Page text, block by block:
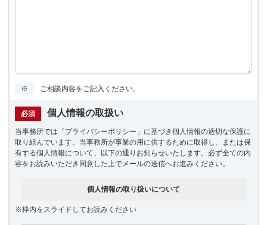
※ ご相談内容をご記入ください。
必須 個人情報の取扱い
当事務所では「プライバシーポリシー」に基づき個人情報の適切な保護に
取り組んでいます。当事務所が事業の用に供するために取得し、または保
有する個人情報について、以下の通りお知らせいたします。必ず全ての内
容をお読みいただき同意した上でメールの送信へお進みください。
個人情報の取り扱いについて
※枠内をスライドしてお読みください